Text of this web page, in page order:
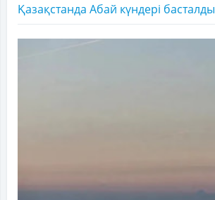
Қазақстанда Абай күндері басталды